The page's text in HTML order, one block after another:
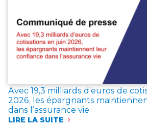
Avec 19,3 milliards d’euros de
2026, les épargnants
dans l’assurance vie
LIRE LA SUITE
: